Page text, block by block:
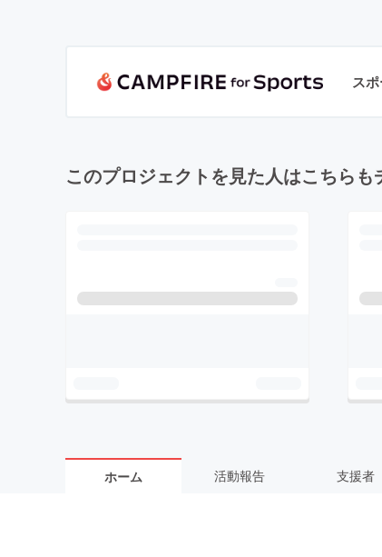
ス
このプロジェクトを見た人はこちら
ホーム 活動報告 支援者